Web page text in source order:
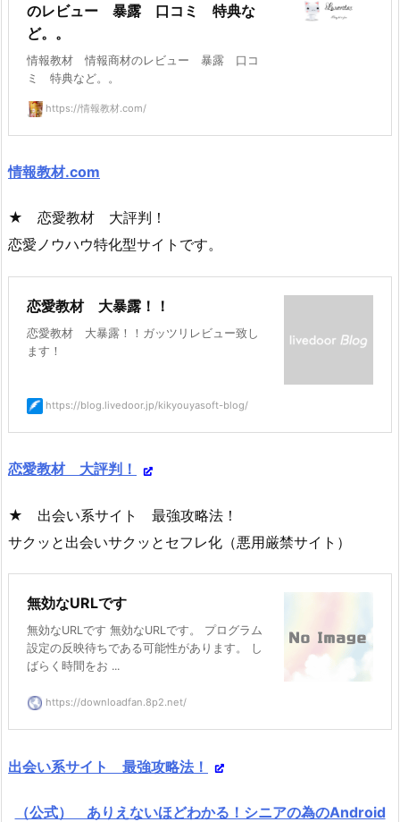
のレビュー 暴露 口コミ 特典な
ど。。
情報教材 情報商材のレビュー 暴露 口コ
ミ 特典など。。
https://情報教材.com/
情報教材.com
★ 恋愛教材 大評判！
恋愛ノウハウ特化型サイトです。
恋愛教材 大暴露！！
恋愛教材 大暴露！！ガッツリレビュー致し
ます！
https://blog.livedoor.jp/kikyouyasoft-blog/
恋愛教材 大評判！
★ 出会い系サイト 最強攻略法！
サクッと出会いサクッとセフレ化（悪用厳禁サイト）
無効なURLです
無効なURLです 無効なURLです。 プログラム
設定の反映待ちである可能性があります。 し
ばらく時間をお ...
https://downloadfan.8p2.net/
出会い系サイト 最強攻略法！
（公式） ありえないほどわかる！シニアの為のAndroid